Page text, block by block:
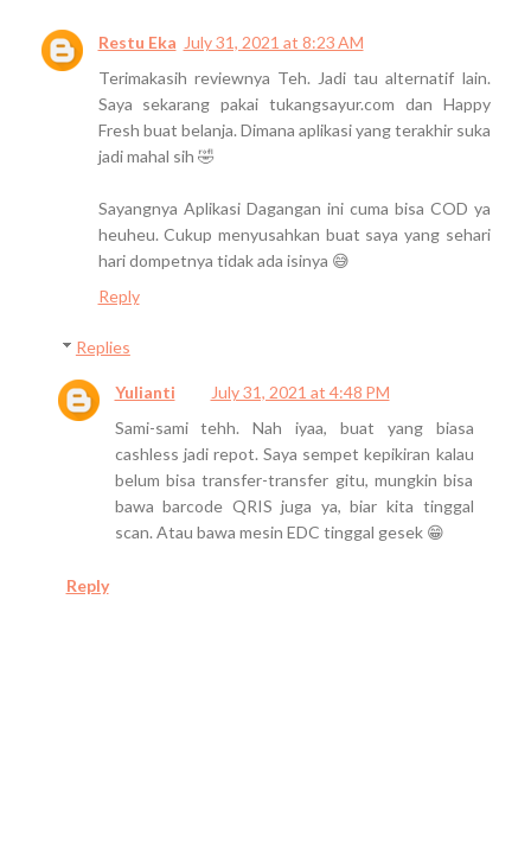
Restu Eka July 31, 2021 at 8:23 AM
Terimakasih reviewnya Teh. Jadi tau alternatif lain.
Saya sekarang pakai tukangsayur.com dan Happy
Fresh buat belanja. Dimana aplikasi yang terakhir suka
jadi mahal sih 🤣
Sayangnya Aplikasi Dagangan ini cuma bisa COD ya
heuheu. Cukup menyusahkan buat saya yang sehari
hari dompetnya tidak ada isinya 😅
Reply
Replies
Yulianti
July 31, 2021 at 4:48 PM
Sami-sami tehh. Nah iyaa, buat yang biasa
cashless jadi repot. Saya sempet kepikiran kalau
belum bisa transfer-transfer gitu, mungkin bisa
bawa barcode QRIS juga ya, biar kita tinggal
scan. Atau bawa mesin EDC tinggal gesek 😁
Reply